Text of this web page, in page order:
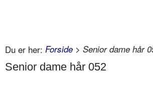
Du er her: Forside > Senior dame hår
Senior dame hår 052